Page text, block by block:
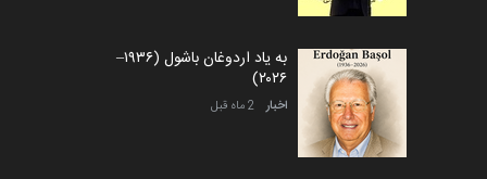
به یاد اردوغان باشول (۱۹۳۶–
۲۰۲۶)
اخبار 2 ماه قبل